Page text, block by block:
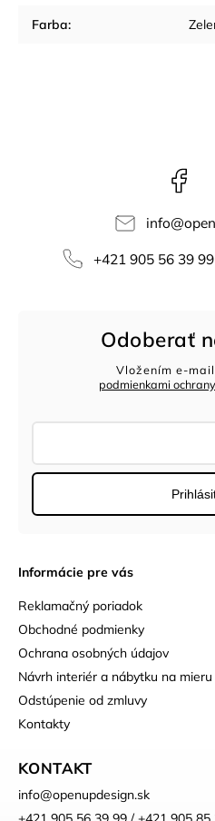
Farba:
info@
+421 905 56 39
Informácie pre vás
Reklamačný poriadok
Obchodné podmienky
Ochrana osobných údajov
Návrh interiér a nábytku na mieru
Odstúpenie od zmluvy
Kontakty
KONTAKT
info@openupdesign.sk
Odoberať
Vložením e-
podmienkami